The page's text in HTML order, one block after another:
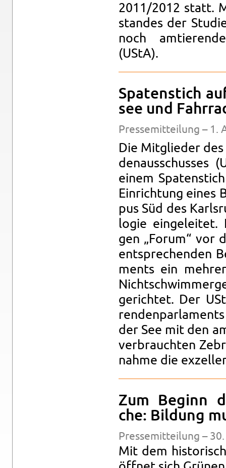
2011/2012 statt.
stan­des der
noch
(UStA).
Spa­ten­stich
see und
Pres­se­mit­tei­lung – 1.
Die Mit­glie­der
den­aus­schus­ses
einem
Ein­rich­tung eines
pus Süd des
lo­gie ein­ge­lei­tet.
gen „Forum“ vor
ent­spre­chen­den
ments ein
ge­rich­tet. Der
der See mit den
ver­brauch­ten
nah­me die
Zum Be­ginn
che: Bil­dung
Pres­se­mit­tei­lung –
Mit dem